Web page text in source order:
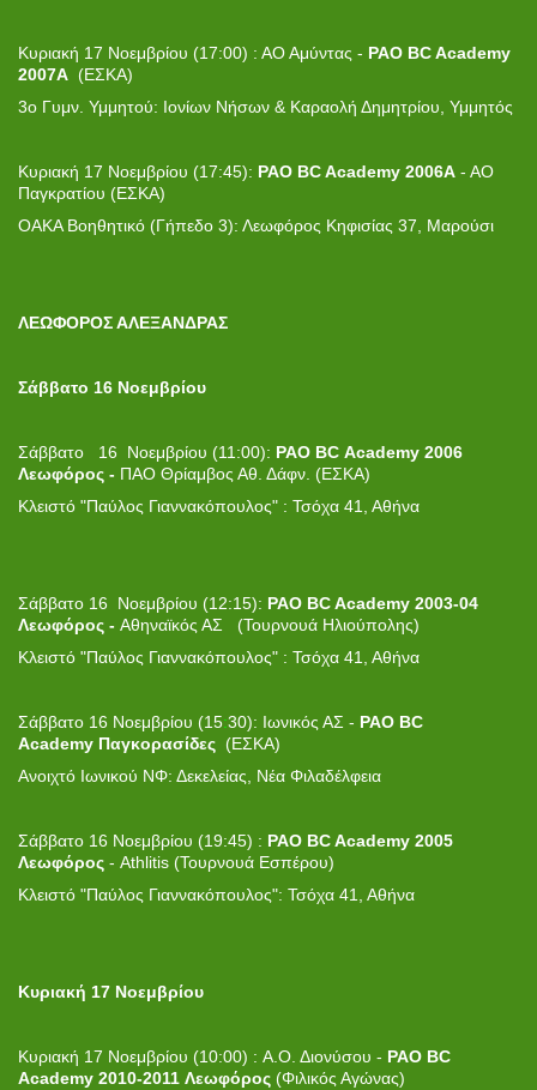
Κυριακή 17 Νοεμβρίου (17:00) : ΑΟ Αμύντας - PAO BC Academy
2007Α (ΕΣΚΑ)
3ο Γυμν. Υμμητού: Ιονίων Νήσων & Καραολή Δημητρίου, Υμμητός
Κυριακή 17 Νοεμβρίου (17:45): PAO BC Academy 2006Α - ΑΟ
Παγκρατίου (ΕΣΚΑ)
ΟΑΚΑ Βοηθητικό (Γήπεδο 3): Λεωφόρος Κηφισίας 37, Μαρούσι
ΛΕΩΦΟΡΟΣ ΑΛΕΞΑΝΔΡΑΣ
Σάββατο 16 Νοεμβρίου
Σάββατο 16 Νοεμβρίου (11:00): PAO BC Academy 2006
Λεωφόρος - ΠΑΟ Θρίαμβος Αθ. Δάφν. (ΕΣΚΑ)
Κλειστό "Παύλος Γιαννακόπουλος" : Τσόχα 41, Αθήνα
Σάββατο 16 Νοεμβρίου (12:15): PAO BC Academy 2003-04
Λεωφόρος - Αθηναϊκός ΑΣ
(Τουρνουά Ηλιούπολης)
Κλειστό "Παύλος Γιαννακόπουλος" : Τσόχα 41, Αθήνα
Σάββατο 16 Νοεμβρίου (15:30): Ιωνικός ΑΣ - PAO BC
Academy Παγκορασίδες (ΕΣΚΑ)
Ανοιχτό Ιωνικού ΝΦ: Δεκελείας, Νέα Φιλαδέλφεια
Σάββατο 16 Νοεμβρίου (19:45) : PAO BC Academy 2005
Λεωφόρος - Athlitis (Τουρνουά Εσπέρου)
Κλειστό "Παύλος Γιαννακόπουλος": Τσόχα 41, Αθήνα
Κυριακή 17 Νοεμβρίου
Κυριακή 17 Νοεμβρίου (10:00) : Α.Ο. Διονύσου - PAO BC
Academy 2010-2011 Λεωφόρος (Φιλικός Αγώνας)